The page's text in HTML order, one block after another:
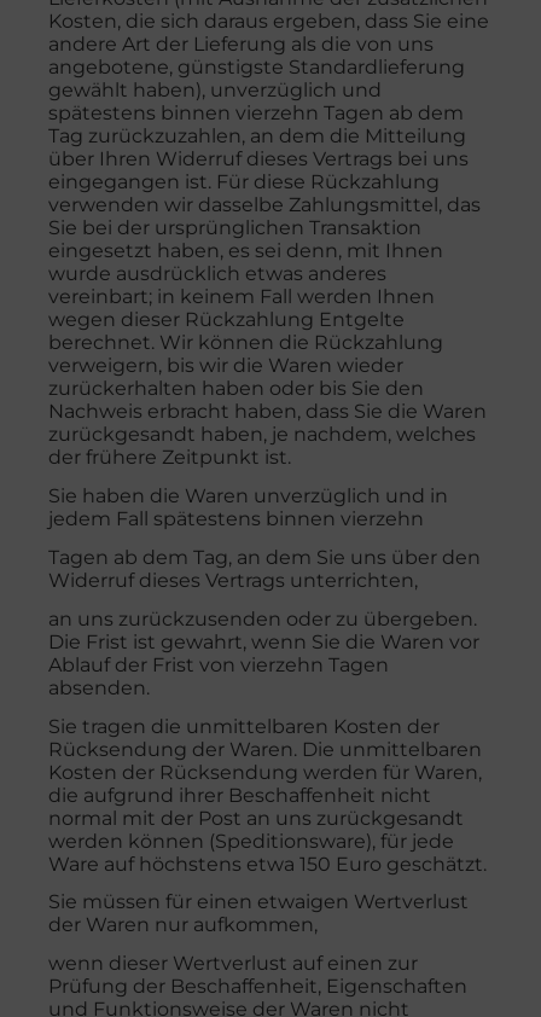
Kosten, die sich daraus ergeben, dass Sie eine
andere Art der Lieferung als die von uns
angebotene, günstigste Standardlieferung
gewählt haben), unverzüglich und
spätestens binnen vierzehn Tagen ab dem
Tag zurückzuzahlen, an dem die Mitteilung
über Ihren Widerruf dieses Vertrags bei uns
eingegangen ist. Für diese Rückzahlung
verwenden wir dasselbe Zahlungsmittel, das
Sie bei der ursprünglichen Transaktion
eingesetzt haben, es sei denn, mit Ihnen
wurde ausdrücklich etwas anderes
vereinbart; in keinem Fall werden Ihnen
wegen dieser Rückzahlung Entgelte
berechnet. Wir können die Rückzahlung
verweigern, bis wir die Waren wieder
zurückerhalten haben oder bis Sie den
Nachweis erbracht haben, dass Sie die Waren
zurückgesandt haben, je nachdem, welches
der frühere Zeitpunkt ist.
Sie haben die Waren unverzüglich und in
jedem Fall spätestens binnen vierzehn
Tagen ab dem Tag, an dem Sie uns über den
Widerruf dieses Vertrags unterrichten,
an uns zurückzusenden oder zu übergeben.
Die Frist ist gewahrt, wenn Sie die Waren vor
Ablauf der Frist von vierzehn Tagen
absenden.
Sie tragen die unmittelbaren Kosten der
Rücksendung der Waren. Die unmittelbaren
Kosten der Rücksendung werden für Waren,
die aufgrund ihrer Beschaffenheit nicht
normal mit der Post an uns zurückgesandt
werden können (Speditionsware), für jede
Ware auf höchstens etwa 150 Euro geschätzt.
Sie müssen für einen etwaigen Wertverlust
der Waren nur aufkommen,
wenn dieser Wertverlust auf einen zur
Prüfung der Beschaffenheit, Eigenschaften
und Funktionsweise der Waren nicht